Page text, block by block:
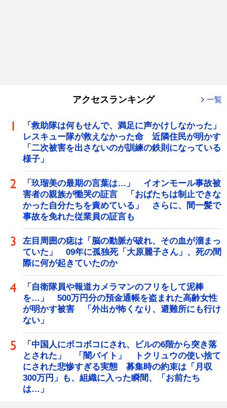
アクセスランキング 一覧
「救助隊は何もせんで、満足に声かけしなかった」
レスキュー隊が救えなかった命 近隣住民が明かす
「二次被害を出さないのが訓練の鉄則になっている
様子」
「玖瑠美の最期の言葉は…」 イオンモール事故被
害者の親族が慟哭の証言 「おばたちは制止できな
かった自分たちを責めている」 さらに、間一髪で
事故を免れた従業員の証言も
左目周囲の痣は「脳の動脈が破れ、その血が溜まっ
ていた」 09年に孤独死「大原麗子さん」、死の間
際に何が起きていたのか
「自衛隊員や報道カメラマンのフリをして泥棒
を…」 500万円分の預金通帳を盗まれた高齢女性
が明かす被害 「外出が怖くなり、避難所にも行け
ない」
「中国人にボコボコにされ、ビルの6階から突き落
とされた」 「闇バイト」 トクリュウの使い捨て
にされた悲惨すぎる実態 募集時の約束は「月収
300万円」も、組織に入った瞬間、「お前たち
は…」